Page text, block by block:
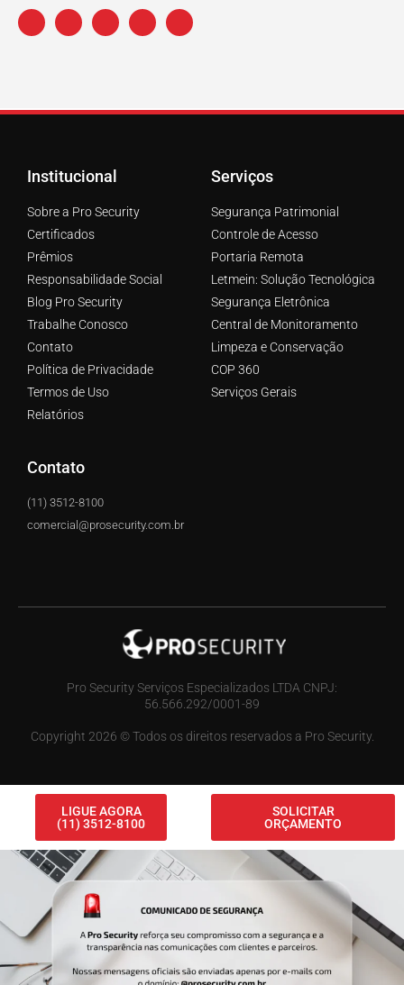
Institucional
Sobre a Pro Security
Certificados
Prêmios
Responsabilidade Social
Blog Pro Security
Trabalhe Conosco
Contato
Política de Privacidade
Termos de Uso
Relatórios
Serviços
Segurança Patrimonial
Controle de Acesso
Portaria Remota
Letmein: Solução Tecnológica
Segurança Eletrônica
Central de Monitoramento
Limpeza e Conservação
COP 360
Serviços Gerais
Contato
(11) 3512-8100
comercial@prosecurity.com.br
Pro Security Serviços Especializados LTDA CNPJ:
56.566.292/0001-89
Copyright 2026 © Todos os direitos reservados a Pro Security.
LIGUE AGORA
(11) 3512-8100
SOLICITAR
ORÇAMENTO